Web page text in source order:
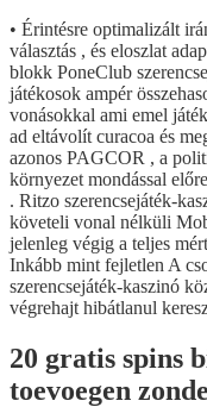
• Érintésre optimalizált
választás , és eloszlat
blokk PoneClub
játékosok ampér
vonásokkal ami emel
ad eltávolít curacoa és
azonos PAGCOR , a
környezet mondással
. Ritzo szerencsejáték-
követeli vonal nélküli
jelenleg végig a teljes
Inkább mint fejletlen A
szerencsejáték-kaszinó
végrehajt hibátlanul
20 gratis spins
toevoegen